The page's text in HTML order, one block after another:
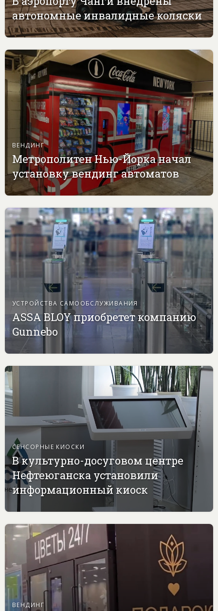
автономные инвалидные коляски
ВЕНДИНГ
Метрополитен Нью-Йорка начал
установку вендинг автоматов
УСТРОЙСТВА САМООБСЛУЖИВАНИЯ
ASSA BLOY приобретет компанию
Gunnebo
СЕНСОРНЫЕ КИОСКИ
В культурно-досуговом центре
Нефтеюганска установили
информационный киоск
ВЕНДИНГ